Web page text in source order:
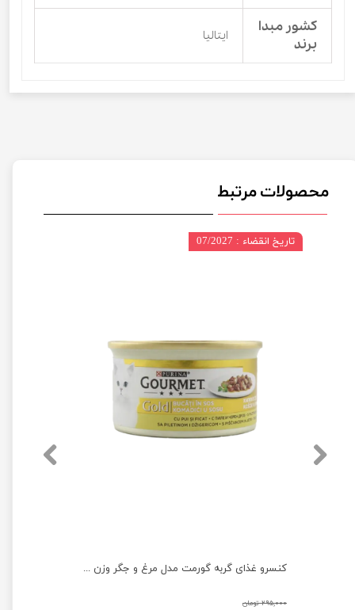
کشور مبدا
برند
ایتالیا
محصولات مرتبط
کنسرو غذای گربه گورمت مدل مرغ و جگر وزن 85 گرم
۲۹۵,۰۰۰ تومان
تاریخ انقضاء : 07/2027